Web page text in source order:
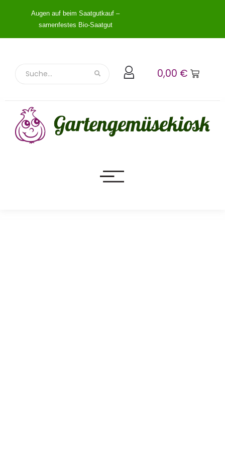
Augen auf beim Saatgutkauf –
samenfestes Bio-Saatgut
0,00 €